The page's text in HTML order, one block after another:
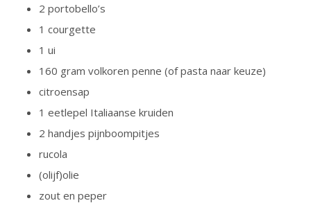
2 portobello’s
1 courgette
1 ui
160 gram volkoren penne (of pasta naar keuze)
citroensap
1 eetlepel Italiaanse kruiden
2 handjes pijnboompitjes
rucola
(olijf)olie
zout en peper